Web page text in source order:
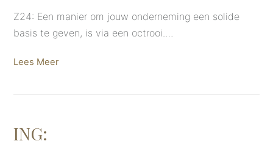
Z24: Een manier om jouw onderneming een solide
basis te geven, is via een octrooi.…
Lees Meer
ING: